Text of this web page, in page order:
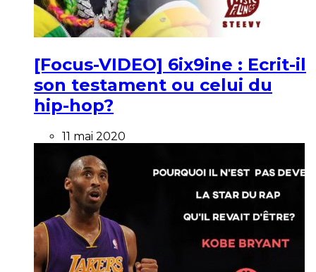
[Focus-VIDEO] 6ix9ine : Ecrit-il
son testament ou celui du
hip-hop?
11 mai 2020